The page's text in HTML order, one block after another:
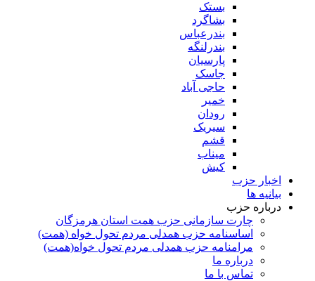
بستک
بشاگرد
بندرعباس
بندرلنگه
پارسیان
جاسک
حاجی آباد
خمیر
رودان
سیریک
قشم
میناب
کیش
اخبار حزب
بیانیه ها
درباره حزب
چارت سازمانی حزب همت استان هرمزگان
اساسنامه حزب همدلی مردم تحول خواه (همت)
مرامنامه حزب همدلی مردم تحول خواه(همت)
درباره ما
تماس با ما